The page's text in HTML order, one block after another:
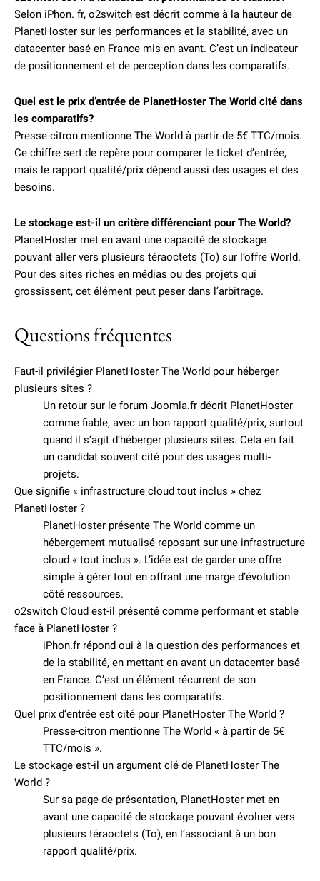
Selon iPhon. fr, o2switch est décrit comme à la hauteur de
PlanetHoster sur les performances et la stabilité, avec un
datacenter basé en France mis en avant. C’est un indicateur
de positionnement et de perception dans les comparatifs.
Quel est le prix d’entrée de PlanetHoster The World cité dans
les comparatifs?
Presse-citron mentionne The World à partir de 5€ TTC/mois.
Ce chiffre sert de repère pour comparer le ticket d’entrée,
mais le rapport qualité/prix dépend aussi des usages et des
besoins.
Le stockage est-il un critère différenciant pour The World?
PlanetHoster met en avant une capacité de stockage
pouvant aller vers plusieurs téraoctets (To) sur l’offre World.
Pour des sites riches en médias ou des projets qui
grossissent, cet élément peut peser dans l’arbitrage.
Questions fréquentes
Faut-il privilégier PlanetHoster The World pour héberger
plusieurs sites ?
Un retour sur le forum Joomla.fr décrit PlanetHoster
comme fiable, avec un bon rapport qualité/prix, surtout
quand il s’agit d’héberger plusieurs sites. Cela en fait
un candidat souvent cité pour des usages multi-
projets.
Que signifie « infrastructure cloud tout inclus » chez
PlanetHoster ?
PlanetHoster présente The World comme un
hébergement mutualisé reposant sur une infrastructure
cloud « tout inclus ». L’idée est de garder une offre
simple à gérer tout en offrant une marge d’évolution
côté ressources.
o2switch Cloud est-il présenté comme performant et stable
face à PlanetHoster ?
iPhon.fr répond oui à la question des performances et
de la stabilité, en mettant en avant un datacenter basé
en France. C’est un élément récurrent de son
positionnement dans les comparatifs.
Quel prix d’entrée est cité pour PlanetHoster The World ?
Presse-citron mentionne The World « à partir de 5€
TTC/mois ».
Le stockage est-il un argument clé de PlanetHoster The
World ?
Sur sa page de présentation, PlanetHoster met en
avant une capacité de stockage pouvant évoluer vers
plusieurs téraoctets (To), en l’associant à un bon
rapport qualité/prix.